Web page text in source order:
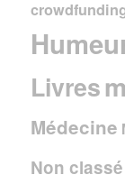
Livres
Médecine
Non classé